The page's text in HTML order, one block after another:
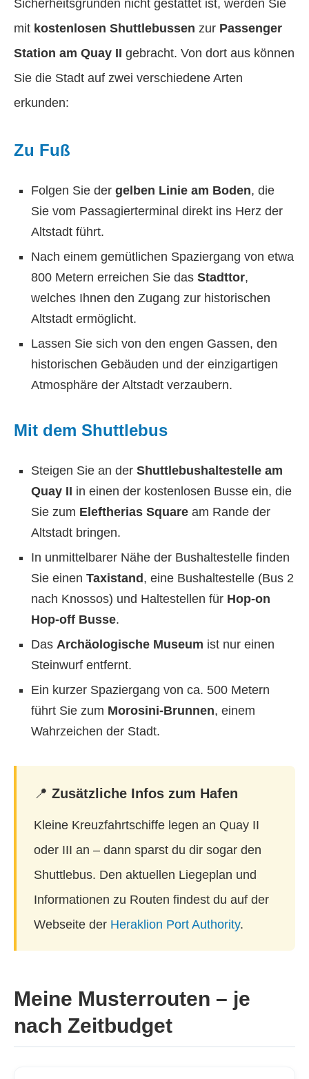
Sicherheitsgründen nicht gestattet ist, werden Sie
mit kostenlosen Shuttlebussen zur Passenger
Station am Quay II gebracht. Von dort aus können
Sie die Stadt auf zwei verschiedene Arten
erkunden:
Zu Fuß
Folgen Sie der gelben Linie am Boden, die
Sie vom Passagierterminal direkt ins Herz der
Altstadt führt.
Nach einem gemütlichen Spaziergang von etwa
800 Metern erreichen Sie das Stadttor,
welches Ihnen den Zugang zur historischen
Altstadt ermöglicht.
Lassen Sie sich von den engen Gassen, den
historischen Gebäuden und der einzigartigen
Atmosphäre der Altstadt verzaubern.
Mit dem Shuttlebus
Steigen Sie an der Shuttlebushaltestelle am
Quay II in einen der kostenlosen Busse ein, die
Sie zum Eleftherias Square am Rande der
Altstadt bringen.
In unmittelbarer Nähe der Bushaltestelle finden
Sie einen Taxistand, eine Bushaltestelle (Bus 2
nach Knossos) und Haltestellen für Hop-on
Hop-off Busse.
Das Archäologische Museum ist nur einen
Steinwurf entfernt.
Ein kurzer Spaziergang von ca. 500 Metern
führt Sie zum Morosini-Brunnen, einem
Wahrzeichen der Stadt.
📍 Zusätzliche Infos zum Hafen
Kleine Kreuzfahrtschiffe legen an Quay II
oder III an – dann sparst du dir sogar den
Shuttlebus. Den aktuellen Liegeplan und
Informationen zu Routen findest du auf der
Webseite der Heraklion Port Authority.
Meine Musterrouten – je
nach Zeitbudget